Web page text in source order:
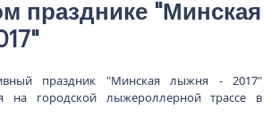
празднике "Минская
праздник "Минская лыжня - 2017"
на городской лыжероллерной трассе в